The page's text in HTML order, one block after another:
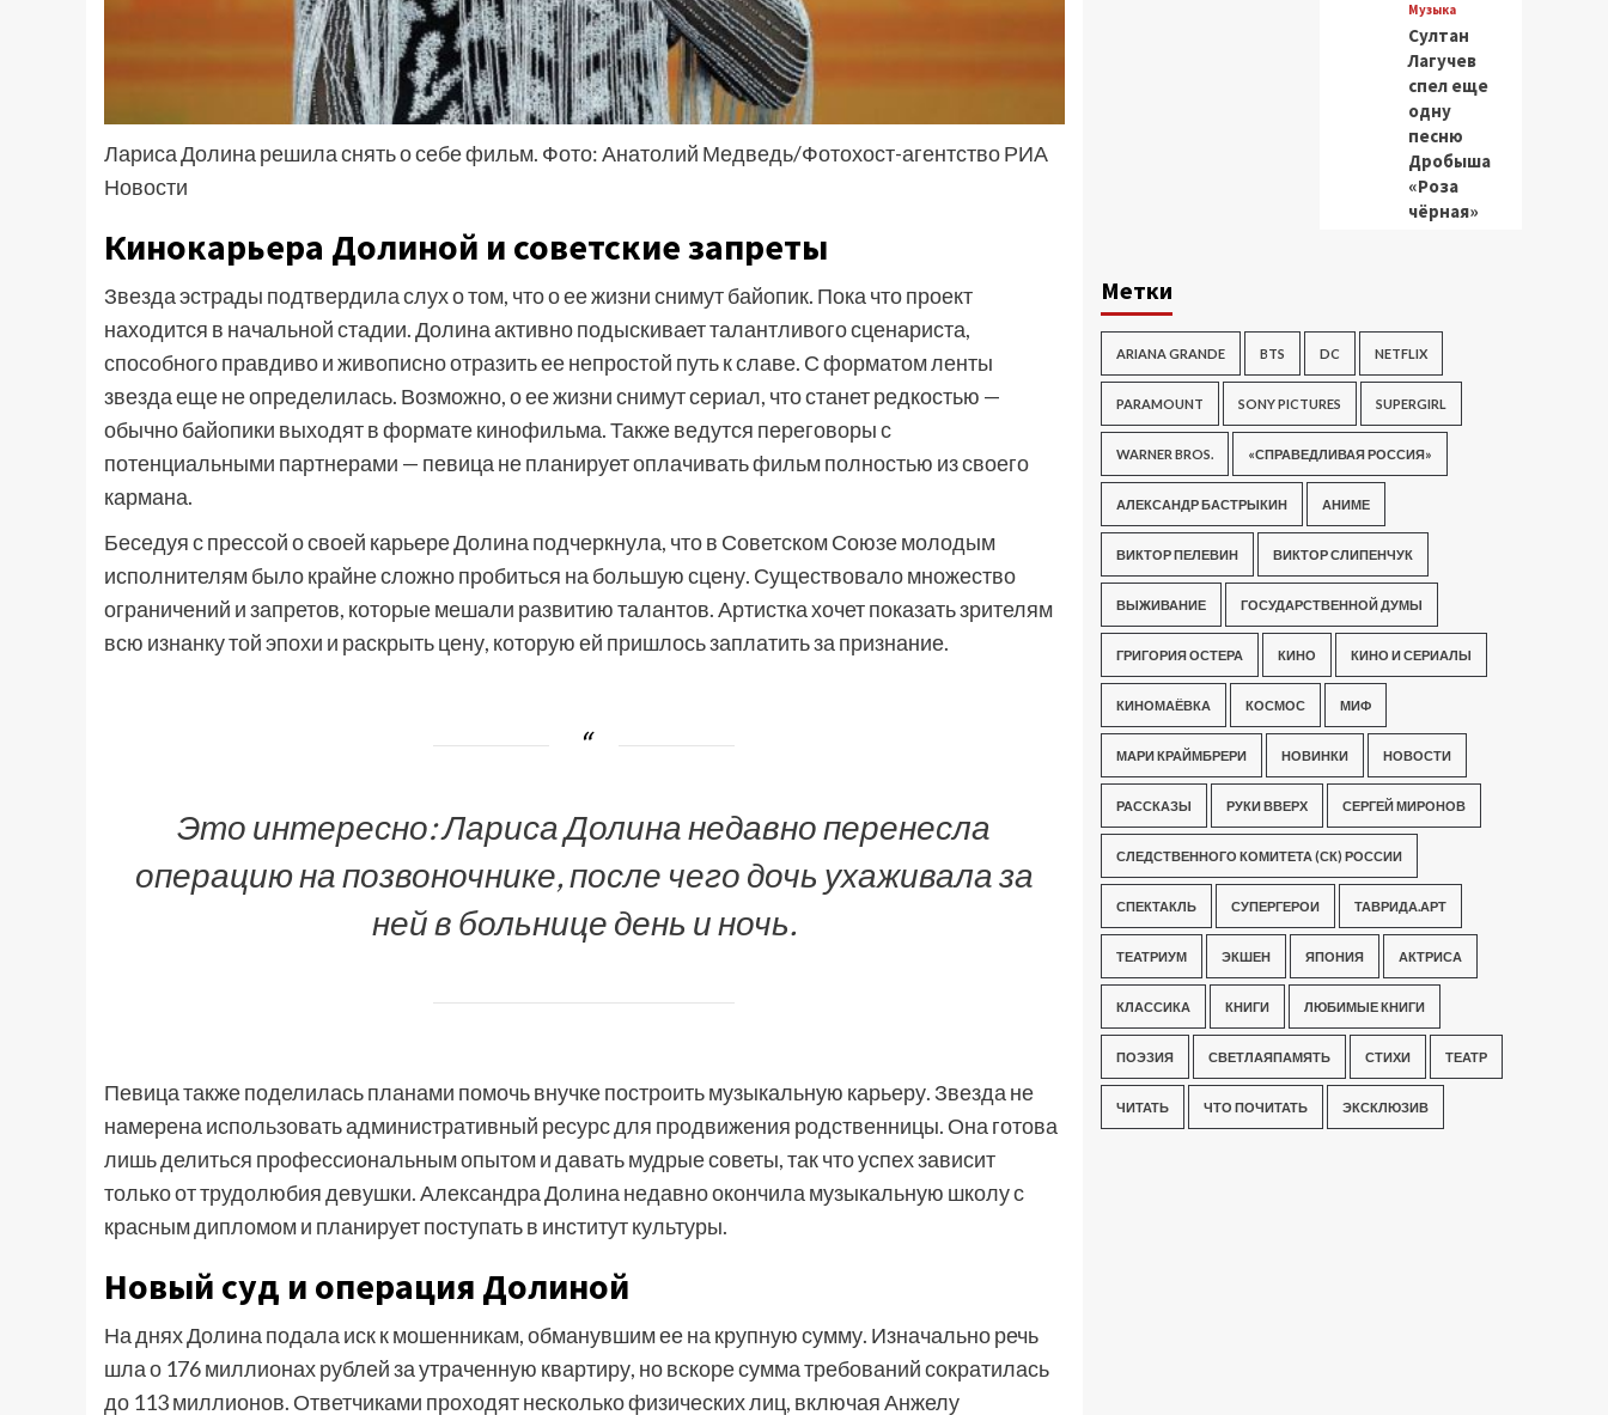
Лариса Долина решила снять о себе фильм. Фото: Анатолий Медведь/Фотохост-агентство РИА
Новости
Кинокарьера Долиной и советские запреты
Звезда эстрады подтвердила слух о том, что о ее жизни снимут байопик. Пока что проект
находится в начальной стадии. Долина активно подыскивает талантливого сценариста,
способного правдиво и живописно отразить ее непростой путь к славе. С форматом ленты
звезда еще не определилась. Возможно, о ее жизни снимут сериал, что станет редкостью —
обычно байопики выходят в формате кинофильма. Также ведутся переговоры с
потенциальными партнерами — певица не планирует оплачивать фильм полностью из своего
кармана.
Беседуя с прессой о своей карьере Долина подчеркнула, что в Советском Союзе молодым
исполнителям было крайне сложно пробиться на большую сцену. Существовало множество
ограничений и запретов, которые мешали развитию талантов. Артистка хочет показать зрителям
всю изнанку той эпохи и раскрыть цену, которую ей пришлось заплатить за признание.
Это интересно: Лариса Долина недавно перенесла
операцию на позвоночнике, после чего дочь ухаживала за
ней в больнице день и ночь.
Певица также поделилась планами помочь внучке построить музыкальную карьеру. Звезда не
намерена использовать административный ресурс для продвижения родственницы. Она готова
лишь делиться профессиональным опытом и давать мудрые советы, так что успех зависит
только от трудолюбия девушки. Александра Долина недавно окончила музыкальную школу с
красным дипломом и планирует поступать в институт культуры.
Новый суд и операция Долиной
На днях Долина подала иск к мошенникам, обманувшим ее на крупную сумму. Изначально речь
шла о 176 миллионах рублей за утраченную квартиру, но вскоре сумма требований сократилась
до 113 миллионов. Ответчиками проходят несколько физических лиц, включая Анжелу
Музыка
Султан
Лагучев
спел еще
одну
песню
Дробыша
«Роза
чёрная»
Метки
ARIANA GRANDE BTS DC NETFLIX
PARAMOUNT SONY PICTURES SUPERGIRL
WARNER BROS. «СПРАВЕДЛИВАЯ РОССИЯ»
АЛЕКСАНДР БАСТРЫКИН АНИМЕ
ВИКТОР ПЕЛЕВИН ВИКТОР СЛИПЕНЧУК
ВЫЖИВАНИЕ ГОСУДАРСТВЕННОЙ ДУМЫ
ГРИГОРИЯ ОСТЕРА КИНО КИНО И СЕРИАЛЫ
КИНОМАЁВКА КОСМОС МИФ
МАРИ КРАЙМБРЕРИ НОВИНКИ НОВОСТИ
РАССКАЗЫ РУКИ ВВЕРХ СЕРГЕЙ МИРОНОВ
СЛЕДСТВЕННОГО КОМИТЕТА (СК) РОССИИ
СПЕКТАКЛЬ СУПЕРГЕРОИ ТАВРИДА.АРТ
ТЕАТРИУМ ЭКШЕН ЯПОНИЯ АКТРИСА
КЛАССИКА КНИГИ ЛЮБИМЫЕ КНИГИ
ПОЭЗИЯ СВЕТЛАЯПАМЯТЬ СТИХИ ТЕАТР
ЧИТАТЬ ЧТО ПОЧИТАТЬ ЭКСКЛЮЗИВ